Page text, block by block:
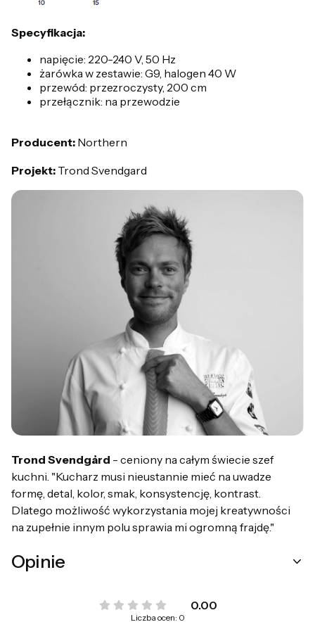
Specyfikacja:
napięcie: 220-240 V, 50 Hz
żarówka w zestawie: G9, halogen 40 W
przewód: przezroczysty, 200 cm
przełącznik: na przewodzie
Producent: Northern
Projekt: Trond Svendgard
Trond Svendgård - ceniony na całym świecie szef
kuchni. "Kucharz musi nieustannie mieć na uwadze
formę, detal, kolor, smak, konsystencję, kontrast.
Dlatego możliwość wykorzystania mojej kreatywności
na zupełnie innym polu sprawia mi ogromną frajdę."
Opinie
0.00
Liczba ocen: 0